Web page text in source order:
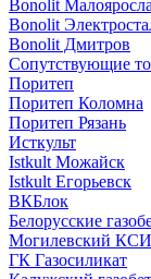
Bonolit
Bonolit
Bonolit Дмитров
Сопутствующие
Поритеп
Поритеп Коломна
Поритеп Рязань
Исткульт
Istkult Можайск
Istkult Егорьевск
ВКБлок
Белорусские
Могилевский КСИ
ГК Газосиликат